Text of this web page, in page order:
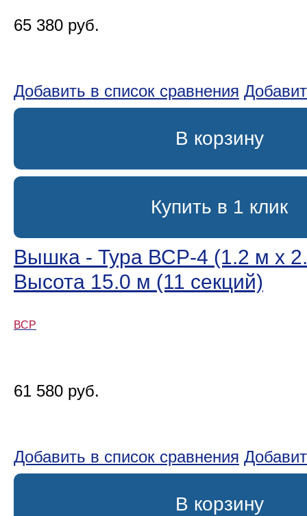
65 380 руб.
Добавить в список сравнения
В корзину
Купить в 1 клик
Вышка - Тура ВСР-4 (1.2 м х
Высота 15.0 м (11 секций)
ВСР
61 580 руб.
Добавить в список сравнения
В корзину